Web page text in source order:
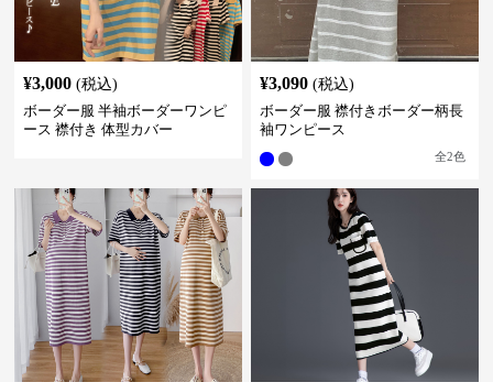
¥3,000 (税込)
ボーダー服 半袖ボーダーワンピ
ース 襟付き 体型カバー
¥3,090 (税込)
ボーダー服 襟付きボーダー柄長
袖ワンピース
全2色